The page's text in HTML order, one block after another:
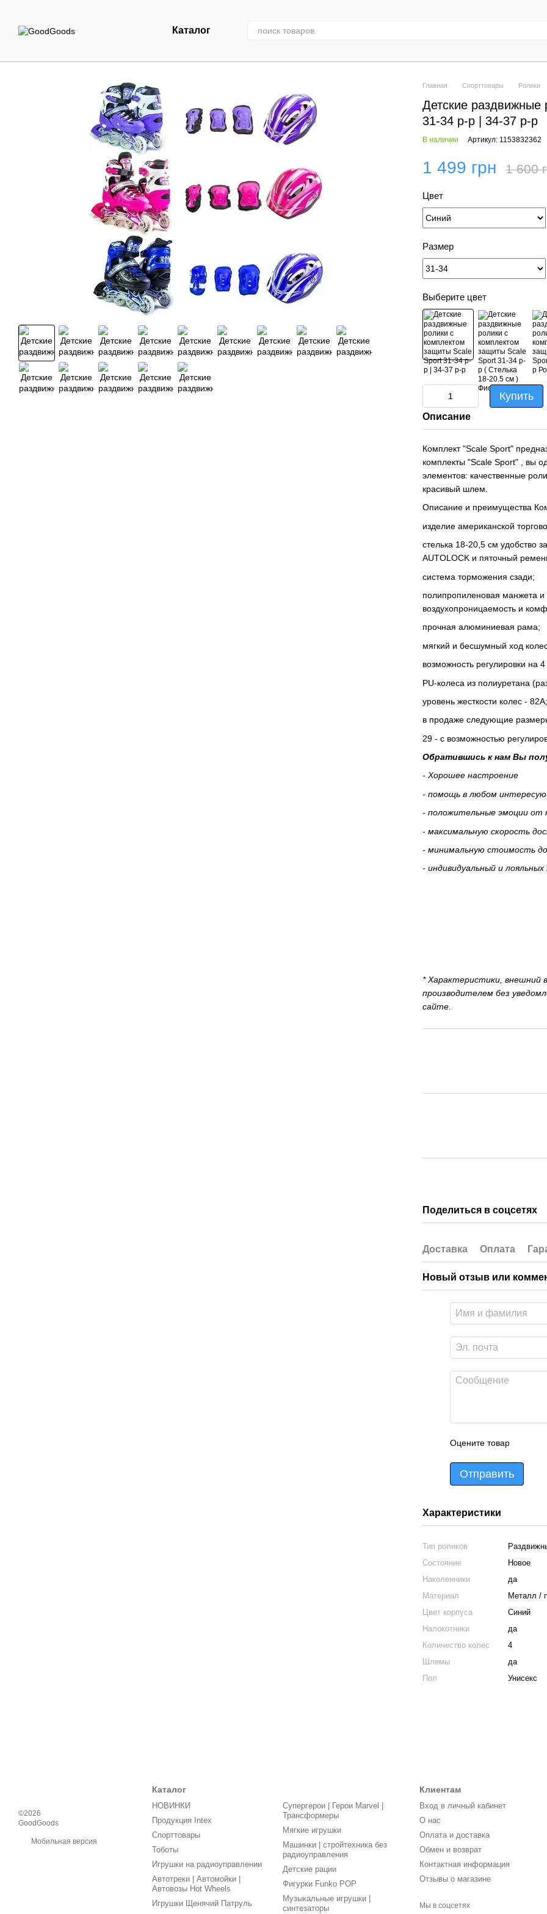
Каталог
Главная Спорттовары Ролики
Детские раздвижные
31-34 р-р | 34-37 р-р
В наличии Артикул: 1153832362
1 499 грн 1 600
Цвет
Размер
Выберите цвет
Купить
Описание
Комплект "Scale Sport"
комплекты "Scale Sport" , вы
элементов: качественные
красивый шлем.
Описание и преимущества
изделие американской
стелька 18-20,5 см удобство
AUTОLOCK и пяточный
система торможения сзади;
полипропиленовая манжета и
воздухопроницаемость и
прочная алюминиевая рама;
мягкий и бесшумный ход
возможность регулировки на
РU-колеса из полиуретана
уровень жесткости колес - 82А;
в продаже следующие
29 - с возможностью
Обратившись к нам Вы
- Хорошее настроение
- помощь в любом
- положительные эмоции от
- максимальную скорость
- минимальную стоимость
- индивидуальный и
* Характеристики, внешний
производителем без
сайте.
Поделиться в соцсетях
Доставка Оплата
Новый отзыв или
Оцените товар
Отправить
Характеристики
Тип роликов
Состояние
Новое
Наколенники
да
Материал
Металл /
Цвет корпуса
Синий
Налокотники
да
Количество колес
4
Шлемы
да
Пол
Унисекс
©2026
GoodGoods
Мобильная версия
Каталог
НОВИНКИ
Продукция Intex
Спорттовары
Тоботы
Игрушки на радиоуправлении
Автотреки | Автомойки |
Автовозы Hot Wheels
Игрушки Щенячий Патруль
Супергерои | Герои Marvel |
Трансформеры
Мягкие игрушки
Машинки | стройтехника без
радиоуправления
Детские рации
Фигурки Funko POP
Музыкальные игрушки |
синтезаторы
Клиентам
Вход в личный кабинет
О нас
Оплата и доставка
Обмен и возврат
Контактная информация
Отзывы о магазине
Мы в соцсетях